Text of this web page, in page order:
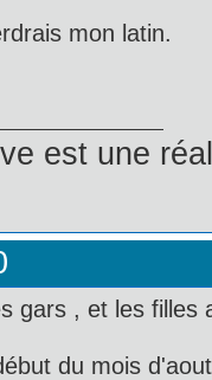
mon latin.
est une
gars , et les filles
du mois